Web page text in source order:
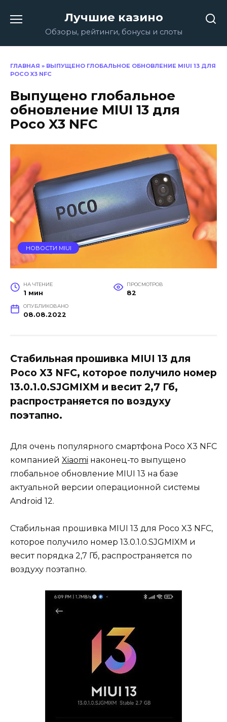
содержанию
Лучшие казино
Обзоры, рейтинги, бонусы и слоты
ГЛАВНАЯ » ВЫПУЩЕНО ГЛОБАЛЬНОЕ ОБНОВЛЕНИЕ MIUI 13 ДЛЯ
POCO X3 NFC
Выпущено глобальное
обновление MIUI 13 для
Poco X3 NFC
НОВОСТИ MIUI
НА ЧТЕНИЕ
1 мин
ПРОСМОТРОВ
82
ОПУБЛИКОВАНО
08.08.2022
Стабильная прошивка MIUI 13 для
Poco X3 NFC, которое получило номер
13.0.1.0.SJGMIXM и весит 2,7 Гб,
распространяется по воздуху
поэтапно.
Для очень популярного смартфона Poco X3 NFC
компанией Xiaomi наконец-то выпущено
глобальное обновление MIUI 13 на базе
актуальной версии операционной системы
Android 12.
Стабильная прошивка MIUI 13 для Poco X3 NFC,
которое получило номер 13.0.1.0.SJGMIXM и
весит порядка 2,7 Гб, распространяется по
воздуху поэтапно.